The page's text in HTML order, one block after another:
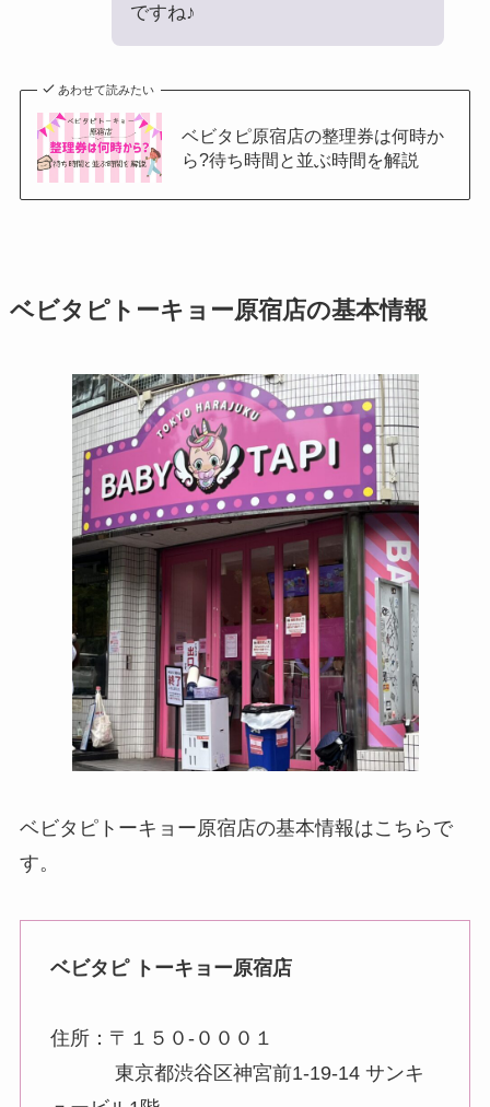
ですね♪
あわせて読みたい
ベビタピ原宿店の整理券は何時か
ら?待ち時間と並ぶ時間を解説
ベビタピトーキョー原宿店の基本情報
ベビタピトーキョー原宿店の基本情報はこちらで
す。
ベビタピ トーキョー原宿店
住所：〒１５０-０００１
東京都渋谷区神宮前1-19-14 サンキ